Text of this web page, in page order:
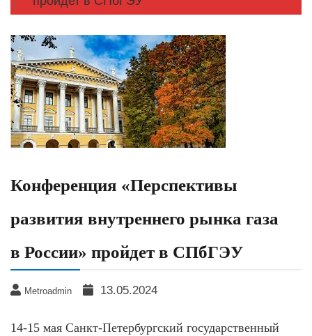
Конференция «Перспективы
развития внутреннего рынка газа
в России» пройдет в СПбГЭУ
Metroadmin 13.05.2024
14-15 мая Санкт-Петербургский государственный